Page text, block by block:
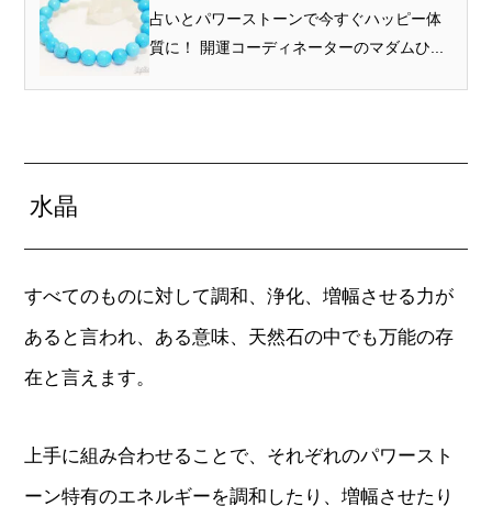
の体験談もご紹介！
占いとパワーストーンで今すぐハッピー体
質に！ 開運コーディネーターのマダムひ...
水晶
すべてのものに対して調和、浄化、増幅させる力が
あると言われ、ある意味、天然石の中でも万能の存
在と言えます。
上手に組み合わせることで、それぞれのパワースト
ーン特有のエネルギーを調和したり、増幅させたり